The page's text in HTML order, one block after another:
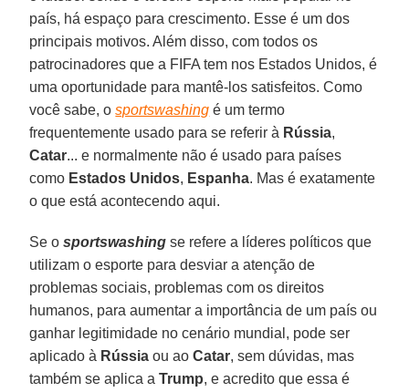
país, há espaço para crescimento. Esse é um dos
principais motivos. Além disso, com todos os
patrocinadores que a FIFA tem nos Estados Unidos, é
uma oportunidade para mantê-los satisfeitos. Como
você sabe, osportswashing é um termo
frequentemente usado para se referir à Rússia,
Catar... e normalmente não é usado para países
como Estados Unidos, Espanha. Mas é exatamente
o que está acontecendo aqui.
Se osportswashing se refere a líderes políticos que
utilizam o esporte para desviar a atenção de
problemas sociais, problemas com os direitos
humanos, para aumentar a importância de um país ou
ganhar legitimidade no cenário mundial, pode ser
aplicado à Rússia ou aoCatar, sem dúvidas, mas
também se aplica aTrump, e acredito que essa é